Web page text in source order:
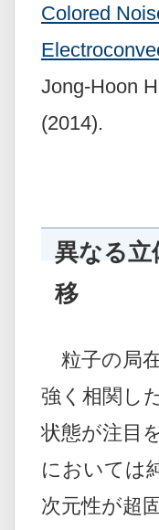
Colored
Jong-Hoon
(2014).
異なる立
移
粒子の局
強く相関し
状態が注目
においては
次元性が超